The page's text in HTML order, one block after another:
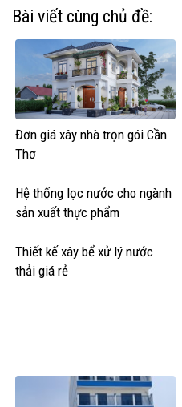
Bài viết cùng chủ đề:
Đơn giá xây nhà trọn gói Cần
Thơ
Hệ thống lọc nước cho ngành
sản xuất thực phẩm
Thiết kế xây bể xử lý nước
thải giá rẻ